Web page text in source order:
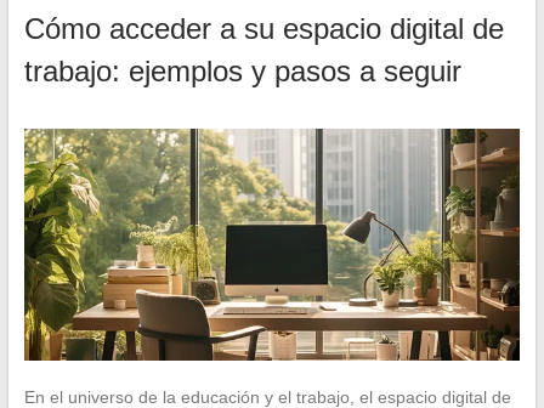
Cómo acceder a su espacio digital de
trabajo: ejemplos y pasos a seguir
En el universo de la educación y el trabajo, el espacio digital de